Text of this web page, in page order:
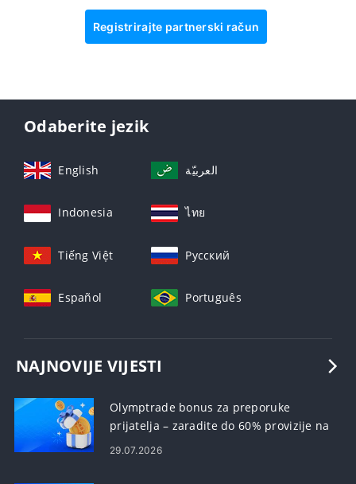
Registrirajte partnerski račun
Odaberite jezik
English العربيّة
Indonesia ไทย
Tiếng Việt Русский
Español Português
NAJNOVIJE VIJESTI
Olymptrade bonus za preporuke
prijatelja – zaradite do 60% provizije na
preporuke
29.07.2026